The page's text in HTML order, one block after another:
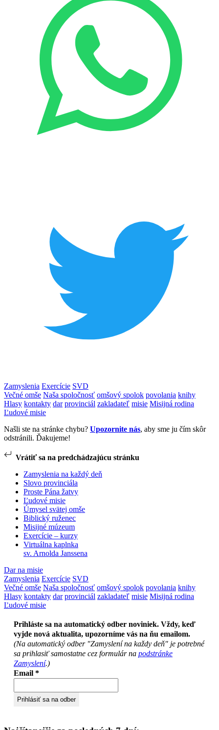
Zamyslenia Exercície SVD
Večné omše Naša spoločnosť omšový spolok povolania knihy
Hlasy kontakty dar provinciál zakladateľ misie Misijná rodina
Ľudové misie
Našli ste na stránke chybu? Upozornite nás, aby sme ju čím skôr
odstránili. Ďakujeme!
Vrátiť sa na predchádzajúcu stránku
Zamyslenia na každý deň
Slovo provinciála
Proste Pána žatvy
Ľudové misie
Úmysel svätej omše
Biblický ruženec
Misijné múzeum
Exercície – kurzy
Virtuálna kaplnka
sv. Arnolda Janssena
Dar na misie
Zamyslenia Exercície SVD
Večné omše Naša spoločnosť omšový spolok povolania knihy
Hlasy kontakty dar provinciál zakladateľ misie Misijná rodina
Ľudové misie
Prihláste sa na automatický odber noviniek. Vždy, keď
vyjde nová aktualita, upozorníme vás na ňu emailom.
(Na automatický odber "Zamyslení na každy deň" je potrebné
sa prihlasiť samostatne cez formulár na podstránke
Zamyslení.)
Email *